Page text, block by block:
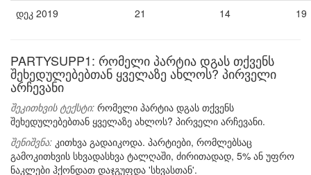
დეკ 2019
21 14 19
PARTYSUPP1: რომელი პარტია დგას თქვენს
შეხედულებებთან ყველაზე ახლოს? პირველი
არჩევანი
შეკითხვის ტექსტი: რომელი პარტია დგას თქვენს
შეხედულებებთან ყველაზე ახლოს? პირველი არჩევანი.
შენიშვნა: კითხვა გადაიკოდა. პარტიები, რომლებსაც
გამოკითხვის სხვადასხვა ტალღაში, ძირითადად, 5% ან უფრო
ნაკლები ჰქონდათ დაჯგუფდა 'სხვასთან'.